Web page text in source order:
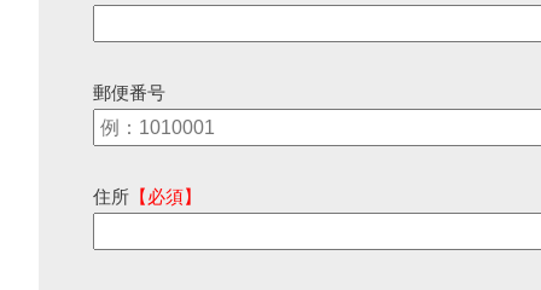
郵便番号
住所 【必須】